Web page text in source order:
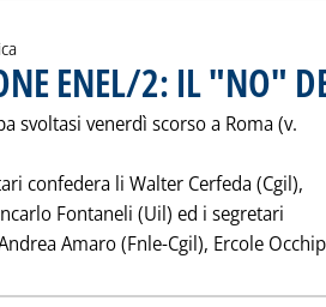
ENEL/2: IL "NO"
svoltasi venerdì scorso a Roma (v.
confedera li Walter Cerfeda (Cgil),
Fontaneli (Uil) ed i segretari
Amaro (Fnle-Cgil), Ercole